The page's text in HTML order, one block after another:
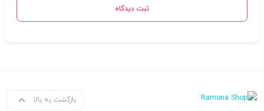
ثبت دیدگاه
بازگشت به بالا